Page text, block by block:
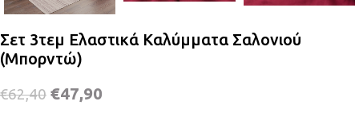
Σετ 3τεμ Ελαστικά Καλύμματα Σαλονιού
(Μπορντώ)
€62,40 €47,90